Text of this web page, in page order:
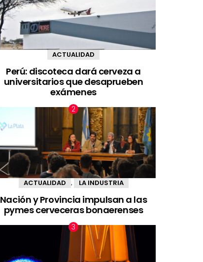
ACTUALIDAD
Perú: discoteca dará cerveza a
universitarios que desaprueben
exámenes
ACTUALIDAD LA INDUSTRIA
Nación y Provincia impulsan a las
pymes cerveceras bonaerenses